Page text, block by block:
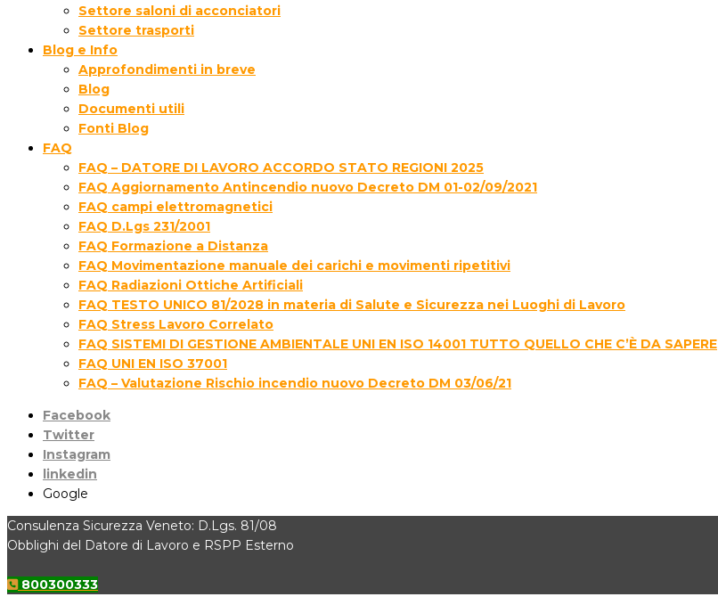
Settore saloni di acconciatori
Settore trasporti
Blog e Info
Approfondimenti in breve
Blog
Documenti utili
Fonti Blog
FAQ
FAQ – DATORE DI LAVORO ACCORDO STATO REGIONI 2025
FAQ Aggiornamento Antincendio nuovo Decreto DM 01-02/09/2021
FAQ campi elettromagnetici
FAQ D.Lgs 231/2001
FAQ Formazione a Distanza
FAQ Movimentazione manuale dei carichi e movimenti ripetitivi
FAQ Radiazioni Ottiche Artificiali
FAQ TESTO UNICO 81/2028 in materia di Salute e Sicurezza nei Luoghi di Lavoro
FAQ Stress Lavoro Correlato
FAQ SISTEMI DI GESTIONE AMBIENTALE UNI EN ISO 14001 TUTTO QUELLO CHE C’È DA SAPERE
FAQ UNI EN ISO 37001
FAQ – Valutazione Rischio incendio nuovo Decreto DM 03/06/21
Facebook
Twitter
Instagram
linkedin
Google
Consulenza Sicurezza Veneto: D.Lgs. 81/08
Obblighi del Datore di Lavoro e RSPP Esterno
800300333